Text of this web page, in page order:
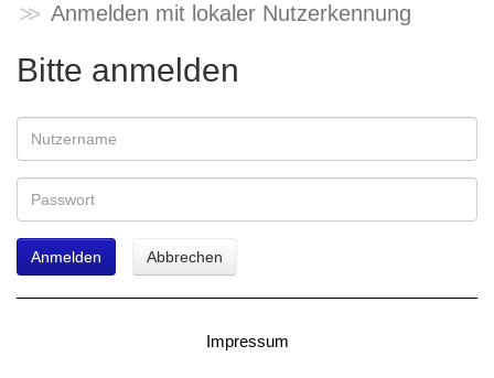
Anmelden mit lokaler Nutzerkennung
Bitte anmelden
Anmelden Abbrechen
Impressum